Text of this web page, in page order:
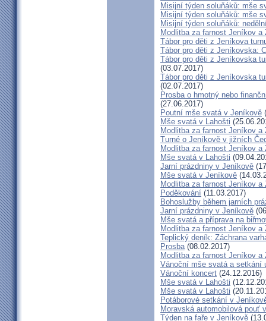
Misijní týden soluňáků: mše
Misijní týden soluňáků: mše
Misijní týden soluňáků:
Modlitba za farnost Jeníkov a
Tábor pro děti z Jeníkova
Tábor pro děti z Jeníkovska:
Tábor pro děti z Jeníkovska
(03.07.2017)
Tábor pro děti z Jeníkovska
(02.07.2017)
Prosba o hmotný nebo
(27.06.2017)
Poutní mše svatá v Jeníkově
Mše svatá v Lahošti
Modlitba za farnost Jeníkov a
Turné o Jeníkově v jižních
Modlitba za farnost Jeníkov a
Mše svatá v Lahošti
Jarní prázdniny v Jeníkově
Mše svatá v Jeníkově
Modlitba za farnost Jeníkov a
Poděkování (11.03.2017)
Bohoslužby během jarních
Jarní prázdniny v Jeníkově
Mše svatá a příprava na
Modlitba za farnost Jeníkov
Teplický deník: Záchrana
Prosba(08.02.2017)
Modlitba za farnost Jeníkov a
Vánoční mše svatá a setkání
Vánoční koncert (24.12.2016)
Mše svatá v Lahošti
Mše svatá v Lahošti
Potáborové setkání v
Moravská automobilová pouť
Týden na faře v Jeníkově